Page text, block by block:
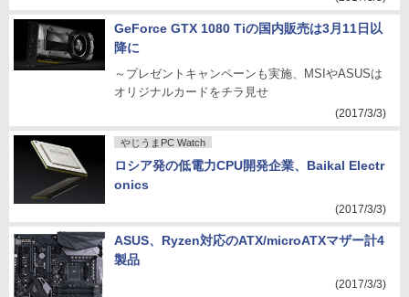
GeForce GTX 1080 Tiの国内販売は3月11日以
降に
～プレゼントキャンペーンも実施、MSIやASUSは
オリジナルカードをチラ見せ
(2017/3/3)
やじうまPC Watch
ロシア発の低電力CPU開発企業、Baikal Electr
onics
(2017/3/3)
ASUS、Ryzen対応のATX/microATXマザー計4
製品
(2017/3/3)